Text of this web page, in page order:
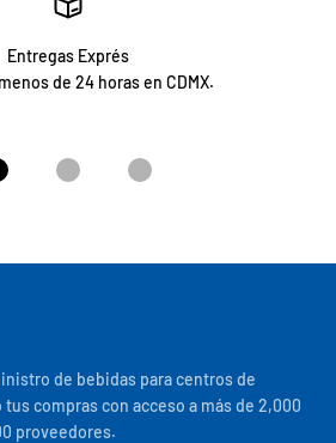
Entregas Exprés
de 24 horas en CDMX.
al artículo 1Ir al artículo 2Ir al artículo 3
de bebidas para centros de
compras con acceso a más de 2,000
proveedores.